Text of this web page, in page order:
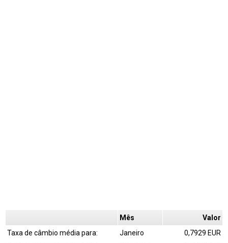
Mês
Valor
Taxa de câmbio média para:
Janeiro
0,7929 EUR